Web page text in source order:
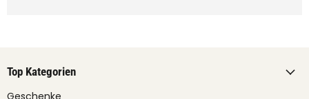
Top Kategorien